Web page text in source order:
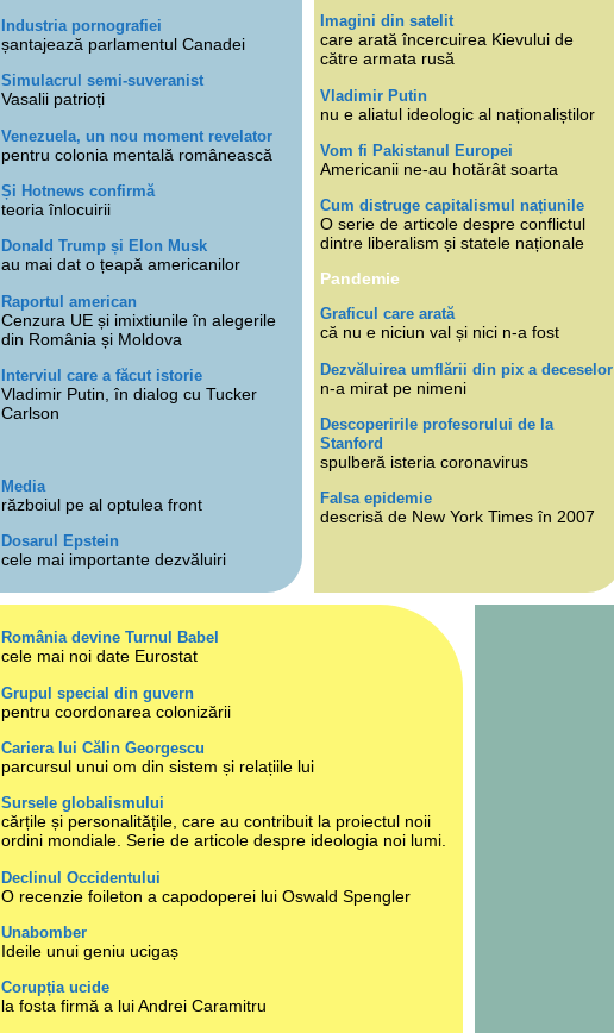
Industria pornografiei
șantajează parlamentul Canadei
Simulacrul semi-suveranist
Vasalii patrioți
Venezuela, un nou moment revelator
pentru colonia mentală românească
Și Hotnews confirmă
teoria înlocuirii
Donald Trump și Elon Musk
au mai dat o țeapă americanilor
Raportul american
Cenzura UE și imixtiunile în alegerile
din România și Moldova
Interviul care a făcut istorie
Vladimir Putin, în dialog cu Tucker
Carlson
Media
războiul pe al optulea front
Dosarul Epstein
cele mai importante dezvăluiri
Imagini din satelit
care arată încercuirea Kievului de
către armata rusă
Vladimir Putin
nu e aliatul ideologic al naționaliștilor
Vom fi Pakistanul Europei
Americanii ne-au hotărât soarta
Cum distruge capitalismul națiunile
O serie de articole despre conflictul
dintre liberalism și statele naționale
Pandemie
Graficul care arată
că nu e niciun val și nici n-a fost
Dezvăluirea umflării din pix a deceselor
n-a mirat pe nimeni
Descoperirile profesorului de la
Stanford
spulberă isteria coronavirus
Falsa epidemie
descrisă de New York Times în 2007
România devine Turnul Babel
cele mai noi date Eurostat
Grupul special din guvern
pentru coordonarea colonizării
Cariera lui Călin Georgescu
parcursul unui om din sistem și relațiile lui
Sursele globalismului
cărțile și personalitățile, care au contribuit la proiectul noii
ordini mondiale. Serie de articole despre ideologia noi lumi.
Declinul Occidentului
O recenzie foileton a capodoperei lui Oswald Spengler
Unabomber
Ideile unui geniu ucigaș
Corupția ucide
la fosta firmă a lui Andrei Caramitru